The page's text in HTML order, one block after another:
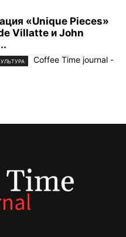
«Unique Pieces»
Villatte и John
Coffee Time journal -